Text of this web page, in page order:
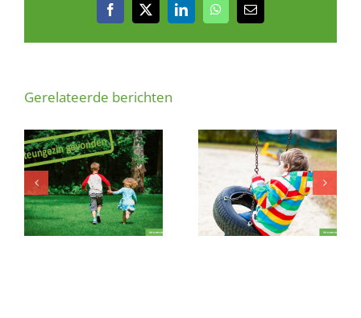
Facebook
X LinkedInWhatsApp
E-
Gerelateerde berichten
Steun jij een jongetje
onder schooltijd?
Mag een klein meisje
een ochtendje met
jullie meedoen?